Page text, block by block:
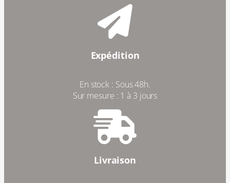
Expédition
En stock : Sous 48h.
Sur mesure : 1 à 3 jours
Livraison